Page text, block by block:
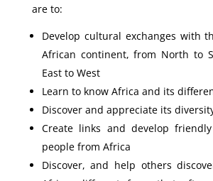
are to:
Develop cultural exchanges with
African continent, from North to
East to West
Learn to know Africa and its
Discover and appreciate its
Create links and develop
people from Africa
Discover, and help others